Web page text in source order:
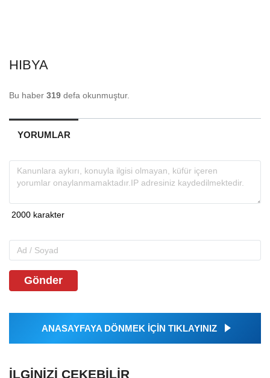
HIBYA
Bu haber 319 defa okunmuştur.
YORUMLAR
Gönder
ANASAYFAYA DÖNMEK İÇİN TIKLAYINIZ
İLGINIZI ÇEKEBILIR